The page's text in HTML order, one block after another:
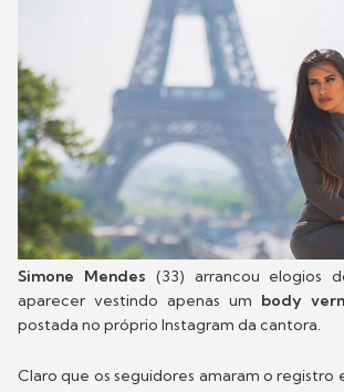
Simone Mendes (33) arrancou elogios
aparecer vestindo apenas um body
postada no próprio Instagram da cantora.
Claro que os seguidores amaram o registro